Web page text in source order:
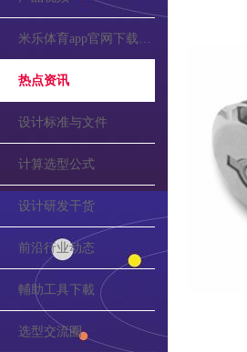
米乐体育app官网下载的公告
热点资讯
设计标准与文件
计算选型公式
设计研发干货
前沿行业动态
輔助工具下載
选型交流圈